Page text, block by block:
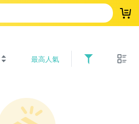
登
最高人氣